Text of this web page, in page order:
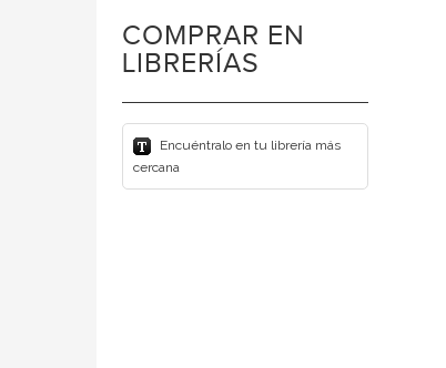
COMPRAR EN
LIBRERÍAS
Encuéntralo en tu librería más
cercana